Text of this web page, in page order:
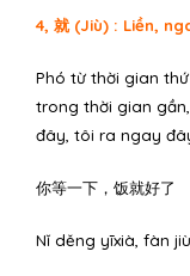
4, 就 (Jiù) : Liền,
Phó từ thời gian
trong thời gian
đây, tôi ra ngay đây
你等一下，饭就好了
Nǐ děng yīxià, fàn